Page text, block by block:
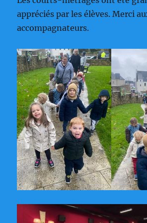
appréciés par les élèves. Merci
accompagnateurs.